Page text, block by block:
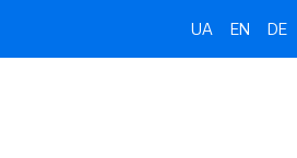
UA EN DE